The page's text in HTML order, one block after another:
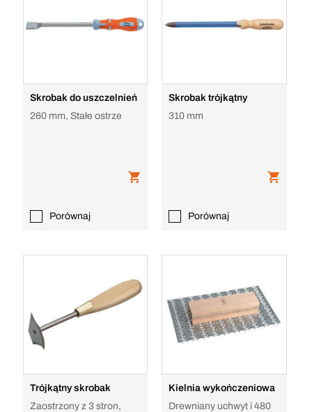
Skrobak do uszczelnień
260 mm, Stałe ostrze
Porównaj
Skrobak trójkątny
310 mm
Porównaj
Trójkątny skrobak
Zaostrzony z 3 stron,
Kielnia wykończeniowa
Drewniany uchwyt i 480